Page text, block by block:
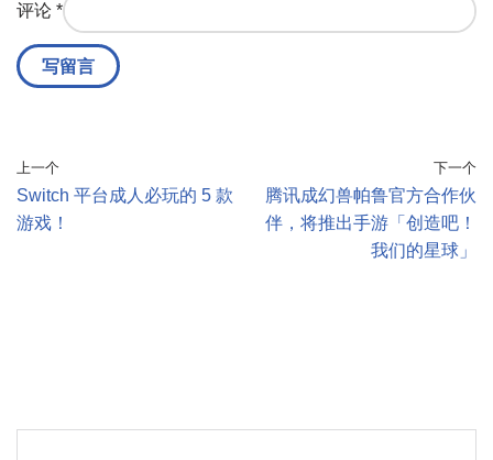
评论 *
上一个
Switch 平台成人必玩的 5 款
游戏！
下一个
腾讯成幻兽帕鲁官方合作伙
伴，将推出手游「创造吧！
我们的星球」